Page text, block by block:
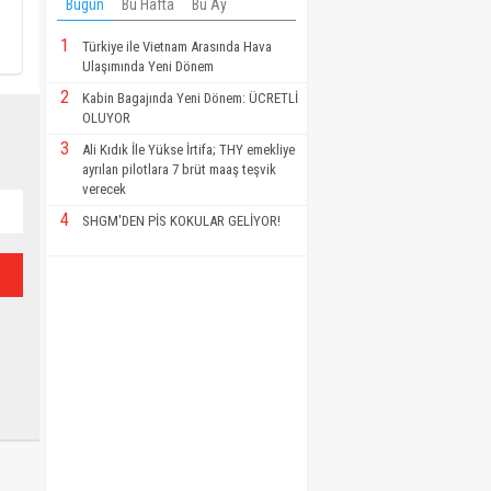
Bugün Bu Hafta Bu Ay
1
Türkiye ile Vietnam Arasında Hava
Ulaşımında Yeni Dönem
2
Kabin Bagajında Yeni Dönem: ÜCRETLİ
OLUYOR
3
Ali Kıdık İle Yükse İrtifa; THY emekliye
ayrılan pilotlara 7 brüt maaş teşvik
verecek
4 SHGM'DEN PİS KOKULAR GELİYOR!